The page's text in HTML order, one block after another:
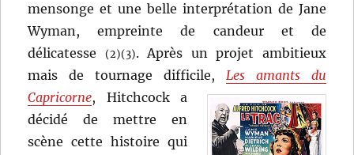
mensonge et une belle interprétation de Jane
Wyman, empreinte de candeur et de
délicatesse
(2)(3). Après un projet ambitieux
mais de tournage difficile, Les amants du
Capricorne, Hitchcock a
décidé de mettre en
scène cette histoire qui